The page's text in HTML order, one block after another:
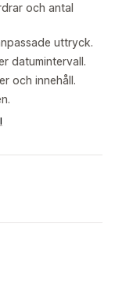
och antal
uttryck.
datumintervall.
och innehåll.